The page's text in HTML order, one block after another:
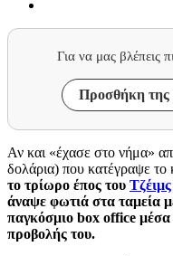
Για να μας βλέπεις
Προσθήκη της
Αν και «έχασε στο νήμα»
δολάρια) που κατέγραψε το
το τρίωρο έπος του
άναψε φωτιά στα ταμεία
παγκόσμιο box office μέσα
προβολής του.